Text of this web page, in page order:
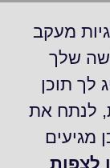
מעקב
שלך
לך תוכן
לנתח את
מגיעים
לצפות